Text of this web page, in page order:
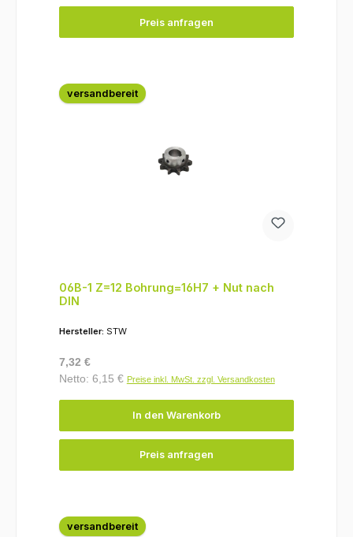
Preis anfragen
versandbereit
06B-1 Z=12 Bohrung=16H7 + Nut nach
DIN
Hersteller: STW
Regulärer Preis:
7,32 €
Netto: 6,15 € Preise inkl. MwSt. zzgl. Versandkosten
In den Warenkorb
Preis anfragen
versandbereit